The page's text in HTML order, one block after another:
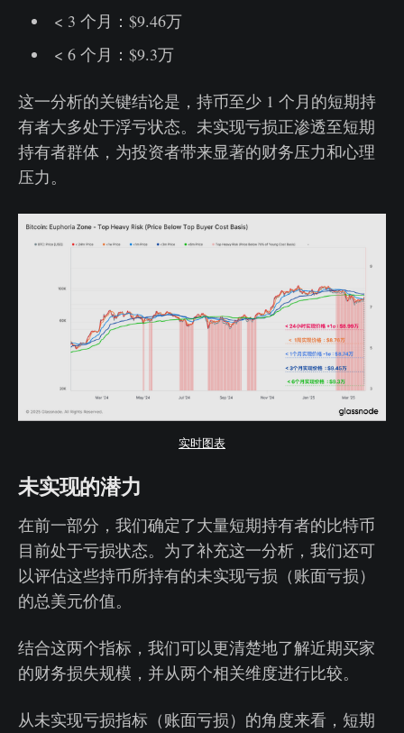
< 3 个月：$9.46万
< 6 个月：$9.3万
这一分析的关键结论是，持币至少 1 个月的短期持
有者大多处于浮亏状态。未实现亏损正渗透至短期
持有者群体，为投资者带来显著的财务压力和心理
压力。
实时图表
未实现的潜力
在前一部分，我们确定了大量短期持有者的比特币
目前处于亏损状态。为了补充这一分析，我们还可
以评估这些持币所持有的未实现亏损（账面亏损）
的总美元价值。
结合这两个指标，我们可以更清楚地了解近期买家
的财务损失规模，并从两个相关维度进行比较。
从未实现亏损指标（账面亏损）的角度来看，短期